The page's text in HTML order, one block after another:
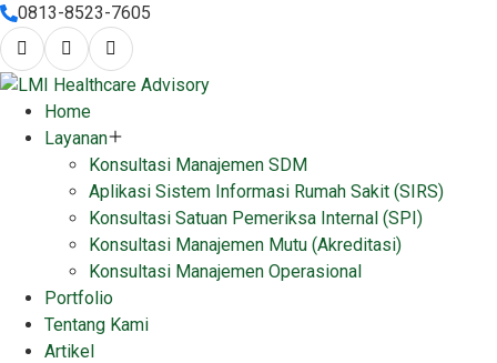
0813-8523-7605
Home
Layanan
Konsultasi Manajemen SDM
Aplikasi Sistem Informasi Rumah Sakit (SIRS)
Konsultasi Satuan Pemeriksa Internal (SPI)
Konsultasi Manajemen Mutu (Akreditasi)
Konsultasi Manajemen Operasional
Portfolio
Tentang Kami
Artikel